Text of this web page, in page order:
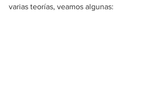
varias teorías, veamos algunas: